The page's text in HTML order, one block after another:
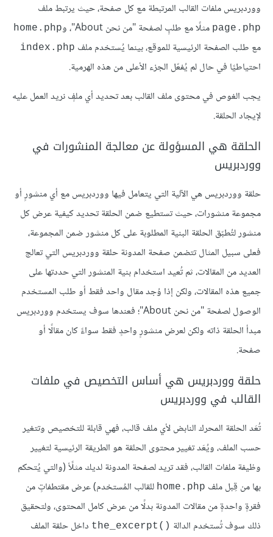
ووردبريس ملفات القالب المرتبطة مع كل صفحة، حيث يرتبط ملف
page.php مثلًا مع طلبٍ لصفحة "من نحن About"، و home.php
مع طلب الصفحة الرئيسية للموقع، بينما يُستخدم ملف index.php
احتياطيًا في حال لم يُفعّل الجزء الأعلى من هذه الهرمية.
يجب الغوص في محتوى ملف القالب بعد تحديد أي ملفٍ نريد العمل عليه
لإيجاد الحلقة.
الحلقة هي المسؤولة عن معالجة المنشورات في
ووردبريس
حلقة ووردبريس هي الآلية التي يتعامل فيها ووردبريس مع أي منشورٍ أو
مجموعة منشورات، حيث تستطيع ضمن الحلقة تحديد كيفية عرض كل
منشور لتُطبّق الحلقة البنية المطلوبة على كل منشور ضمن المجموعة،
فعلى سبيل المثال تتضمن صفحة المدونة حلقة ووردبريس التي تعالج
العديد من المقالات، ثم تُعيد استخدام بنية المنشور التي حددتها على
جميع هذه المقالات، ولكن إذا وُجد مقال واحد فقط أو طلب المستخدم
الوصول لصفحة "من نحن About"؛ فعندها سوف يستخدم ووردبريس
مبدأ الحلقة ذاته ولكن لعرض منشورٍ واحدٍ فقط سواءً كان مقالًا أو
صفحة.
حلقة ووردبريس هي أساس التخصيص في ملفات
القالب في ووردبريس
تُعَد الحلقة المحرك النابض لأي ملف قالب، فهي قابلة للتخصيص وتتغير
حسب الملف، ويُعَد تغيير محتوى الحلقة هو الطريقة الرئيسية لتغيير
وظيفة ملفات القالب، فقد تريد لصفحة المدونة لديك مثلًأ (والتي يُتحكم
بها من قِبل ملف home.php للقالب المُستخدم) عرض مقتطفاتٍ من
فقرةٍ واحدةٍ من مقالات المدونة بدلًا من عرض كامل المحتوى، ولتحقيق
ذلك سوف تُستخدم الدالة the_excerpt()‎ داخل حلقة الملف